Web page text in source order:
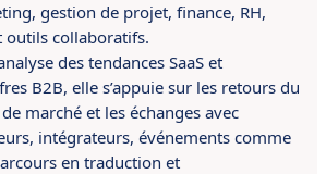
gestion de projet, finance, RH,
outils collaboratifs.
des tendances SaaS et
B2B, elle s’appuie sur les retours du
marché et les échanges avec
intégrateurs, événements comme
en traduction et